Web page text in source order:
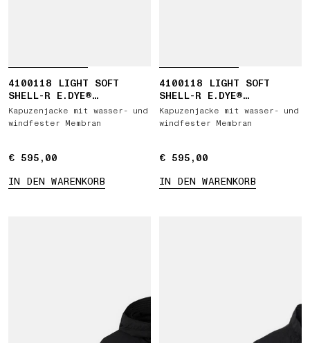
4100118 LIGHT SOFT
SHELL-R E.DYE®
TECHNOLOGY IN RECYCLED
POLYESTER
Kapuzenjacke mit wasser- und
windfester Membran
€ 595,00
€ 595,00
IN DEN WARENKORB
4100118 LIGHT SOFT
SHELL-R E.DYE®
TECHNOLOGY IN RECYCLED
POLYESTER
Kapuzenjacke mit wasser- und
windfester Membran
€ 595,00
€ 595,00
IN DEN WARENKORB